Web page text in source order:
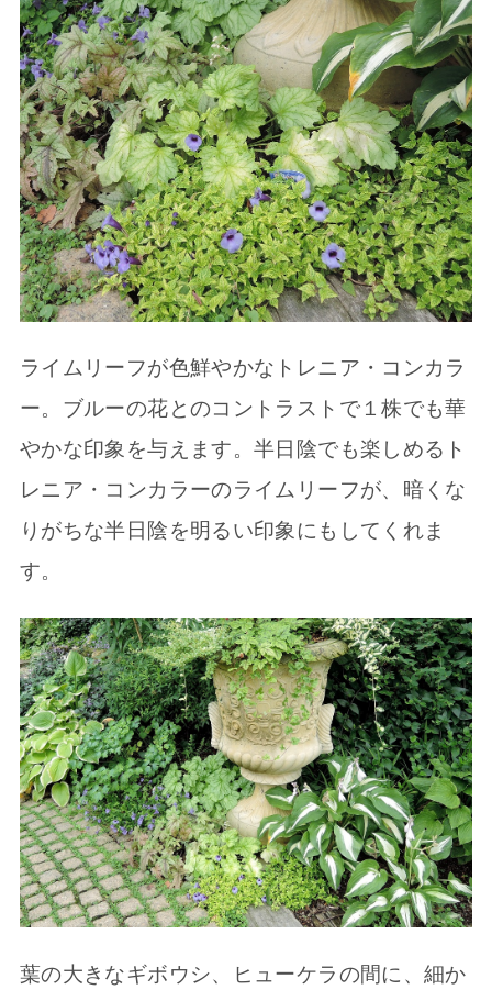
ライムリーフが色鮮やかなトレニア・コンカラ
ー。ブルーの花とのコントラストで１株でも華
やかな印象を与えます。半日陰でも楽しめるト
レニア・コンカラーのライムリーフが、暗くな
りがちな半日陰を明るい印象にもしてくれま
す。
葉の大きなギボウシ、ヒューケラの間に、細か